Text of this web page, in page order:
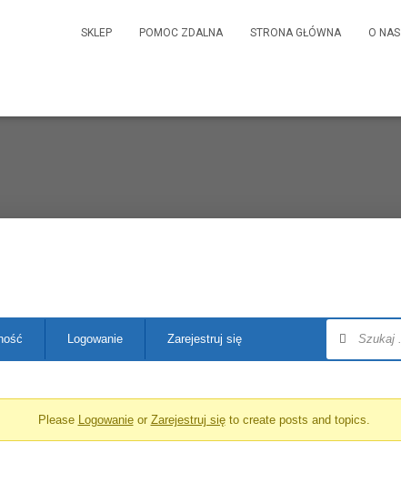
SKLEP POMOC ZDALNA STRONA GŁÓWNA O NAS
Logowanie Zarejestruj się
Please Logowanieor Zarejestruj sięto create posts and topics.